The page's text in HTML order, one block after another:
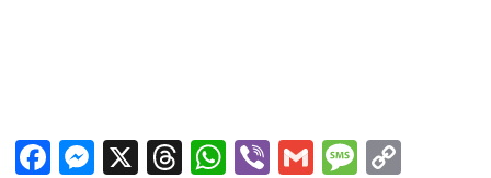
Facebook
Messenger
X Threads
WhatsApp
ViberGmail